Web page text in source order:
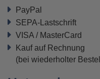
PayPal
SEPA-Lastschrift
VISA / MasterCard
Kauf auf Rechnung
(bei wiederholter